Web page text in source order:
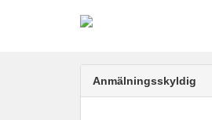
Anmälningsskyldig